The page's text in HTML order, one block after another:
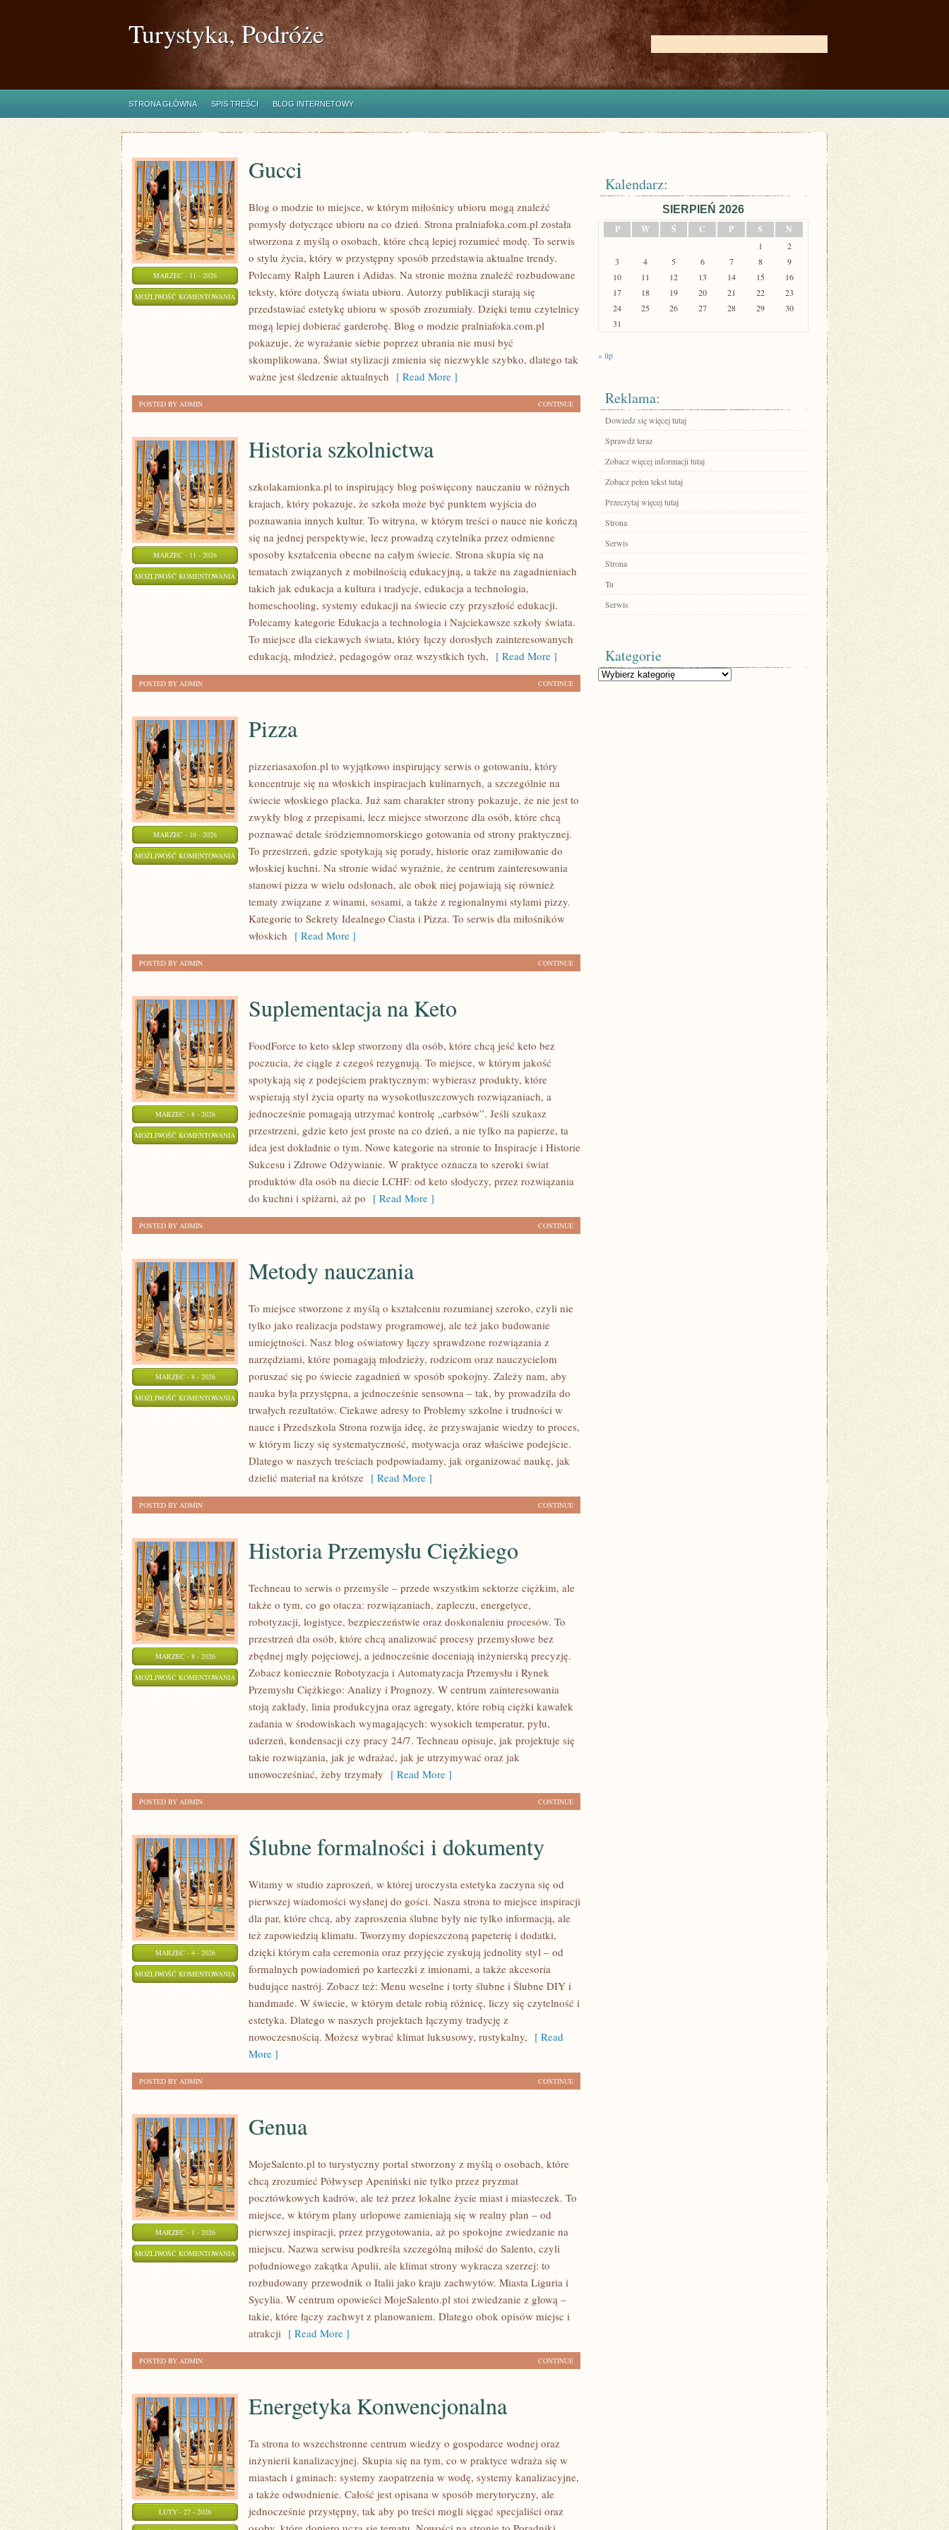
Turystyka, Podróże
STRONA GŁÓWNA SPIS TREŚCI BLOG INTERNETOWY
MARZEC - 11 - 2026
MOŻLIWOŚĆ KOMENTOWANIA GUCCI
Gucci
Blog o modzie to miejsce, w którym miłośnicy ubioru mogą znaleźć
pomysły dotyczące ubioru na co dzień. Strona pralniafoka.com.pl została
stworzona z myślą o osobach, które chcą lepiej rozumieć modę. To serwis
o stylu życia, który w przystępny sposób przedstawia aktualne trendy.
Polecamy Ralph Lauren i Adidas. Na stronie można znaleźć rozbudowane
teksty, które dotyczą świata ubioru. Autorzy publikacji starają się
przedstawiać estetykę ubioru w sposób zrozumiały. Dzięki temu czytelnicy
mogą lepiej dobierać garderobę. Blog o modzie pralniafoka.com.pl
pokazuje, że wyrażanie siebie poprzez ubrania nie musi być
skomplikowana. Świat stylizacji zmienia się niezwykle szybko, dlatego tak
ważne jest śledzenie aktualnych [ Read More ]
CONTINUE
POSTED BY ADMIN
MARZEC - 11 - 2026
MOŻLIWOŚĆ KOMENTOWANIA HISTORIA
SZKOLNICTWA
Historia szkolnictwa
szkolakamionka.pl to inspirujący blog poświęcony nauczaniu w różnych
krajach, który pokazuje, że szkoła może być punktem wyjścia do
poznawania innych kultur. To witryna, w którym treści o nauce nie kończą
się na jednej perspektywie, lecz prowadzą czytelnika przez odmienne
sposoby kształcenia obecne na całym świecie. Strona skupia się na
tematach związanych z mobilnością edukacyjną, a także na zagadnieniach
takich jak edukacja a kultura i tradycje, edukacja a technologia,
homeschooling, systemy edukacji na świecie czy przyszłość edukacji.
Polecamy kategorie Edukacja a technologia i Najciekawsze szkoły świata.
To miejsce dla ciekawych świata, który łączy dorosłych zainteresowanych
edukacją, młodzież, pedagogów oraz wszystkich tych, [ Read More ]
CONTINUE
POSTED BY ADMIN
MARZEC - 10 - 2026
MOŻLIWOŚĆ KOMENTOWANIA PIZZA
Pizza
pizzeriasaxofon.pl to wyjątkowo inspirujący serwis o gotowaniu, który
koncentruje się na włoskich inspiracjach kulinarnych, a szczególnie na
świecie włoskiego placka. Już sam charakter strony pokazuje, że nie jest to
zwykły blog z przepisami, lecz miejsce stworzone dla osób, które chcą
poznawać detale śródziemnomorskiego gotowania od strony praktycznej.
To przestrzeń, gdzie spotykają się porady, historie oraz zamiłowanie do
włoskiej kuchni. Na stronie widać wyraźnie, że centrum zainteresowania
stanowi pizza w wielu odsłonach, ale obok niej pojawiają się również
tematy związane z winami, sosami, a także z regionalnymi stylami pizzy.
Kategorie to Sekrety Idealnego Ciasta i Pizza. To serwis dla miłośników
włoskich [ Read More ]
CONTINUE
POSTED BY ADMIN
MARZEC - 8 - 2026
MOŻLIWOŚĆ KOMENTOWANIA SUPLEMENTACJA
KETO
Suplementacja na Keto
FoodForce to keto sklep stworzony dla osób, które chcą jeść keto bez
poczucia, że ciągle z czegoś rezygnują. To miejsce, w którym jakość
spotykają się z podejściem praktycznym: wybierasz produkty, które
wspierają styl życia oparty na wysokotłuszczowych rozwiązaniach, a
jednocześnie pomagają utrzymać kontrolę „carbsów”. Jeśli szukasz
przestrzeni, gdzie keto jest proste na co dzień, a nie tylko na papierze, ta
idea jest dokładnie o tym. Nowe kategorie na stronie to Inspiracje i Historie
Sukcesu i Zdrowe Odżywianie. W praktyce oznacza to szeroki świat
produktów dla osób na diecie LCHF: od keto słodyczy, przez rozwiązania
do kuchni i spiżarni, aż po [ Read More ]
CONTINUE
POSTED BY ADMIN
MARZEC - 8 - 2026
MOŻLIWOŚĆ KOMENTOWANIA METODY
NAUCZANIA
Metody nauczania
To miejsce stworzone z myślą o kształceniu rozumianej szeroko, czyli nie
tylko jako realizacja podstawy programowej, ale też jako budowanie
umiejętności. Nasz blog oświatowy łączy sprawdzone rozwiązania z
narzędziami, które pomagają młodzieży, rodzicom oraz nauczycielom
poruszać się po świecie zagadnień w sposób spokojny. Zależy nam, aby
nauka była przystępna, a jednocześnie sensowna – tak, by prowadziła do
trwałych rezultatów. Ciekawe adresy to Problemy szkolne i trudności w
nauce i Przedszkola Strona rozwija ideę, że przyswajanie wiedzy to proces,
w którym liczy się systematyczność, motywacja oraz właściwe podejście.
Dlatego w naszych treściach podpowiadamy, jak organizować naukę, jak
dzielić materiał na krótsze [ Read More ]
CONTINUE
POSTED BY ADMIN
MARZEC - 8 - 2026
MOŻLIWOŚĆ KOMENTOWANIA HISTORIA
PRZEMYSŁU
CIĘŻKIEGO
Historia Przemysłu Ciężkiego
Techneau to serwis o przemyśle – przede wszystkim sektorze ciężkim, ale
także o tym, co go otacza: rozwiązaniach, zapleczu, energetyce,
robotyzacji, logistyce, bezpieczeństwie oraz doskonaleniu procesów. To
przestrzeń dla osób, które chcą analizować procesy przemysłowe bez
zbędnej mgły pojęciowej, a jednocześnie doceniają inżynierską precyzję.
Zobacz koniecznie Robotyzacja i Automatyzacja Przemysłu i Rynek
Przemysłu Ciężkiego: Analizy i Prognozy. W centrum zainteresowania
stoją zakłady, linia produkcyjna oraz agregaty, które robią ciężki kawałek
zadania w środowiskach wymagających: wysokich temperatur, pyłu,
uderzeń, kondensacji czy pracy 24/7. Techneau opisuje, jak projektuje się
takie rozwiązania, jak je wdrażać, jak je utrzymywać oraz jak
unowocześniać, żeby trzymały [ Read More ]
CONTINUE
POSTED BY ADMIN
MARZEC - 4 - 2026
MOŻLIWOŚĆ KOMENTOWANIA ŚLUBNE
FORMALNOŚCI
DOKUMENTY
Ślubne formalności i dokumenty
Witamy w studio zaproszeń, w której uroczysta estetyka zaczyna się od
pierwszej wiadomości wysłanej do gości. Nasza strona to miejsce inspiracji
dla par, które chcą, aby zaproszenia ślubne były nie tylko informacją, ale
też zapowiedzią klimatu. Tworzymy dopieszczoną papeterię i dodatki,
dzięki którym cała ceremonia oraz przyjęcie zyskują jednolity styl – od
formalnych powiadomień po karteczki z imionami, a także akcesoria
budujące nastrój. Zobacz też: Menu weselne i torty ślubne i Ślubne DIY i
handmade. W świecie, w którym detale robią różnicę, liczy się czytelność i
estetyka. Dlatego w naszych projektach łączymy tradycję z
nowoczesnością. Możesz wybrać klimat luksusowy, rustykalny, [ Read
More ]
CONTINUE
POSTED BY ADMIN
MARZEC - 1 - 2026
MOŻLIWOŚĆ KOMENTOWANIA GENUA
Genua
MojeSalento.pl to turystyczny portal stworzony z myślą o osobach, które
chcą zrozumieć Półwysep Apeniński nie tylko przez pryzmat
pocztówkowych kadrów, ale też przez lokalne życie miast i miasteczek. To
miejsce, w którym plany urlopowe zamieniają się w realny plan – od
pierwszej inspiracji, przez przygotowania, aż po spokojne zwiedzanie na
miejscu. Nazwa serwisu podkreśla szczególną miłość do Salento, czyli
południowego zakątka Apulii, ale klimat strony wykracza szerzej: to
rozbudowany przewodnik o Italii jako kraju zachwytów. Miasta Liguria i
Sycylia. W centrum opowieści MojeSalento.pl stoi zwiedzanie z głową –
takie, które łączy zachwyt z planowaniem. Dlatego obok opisów miejsc i
atrakcji [ Read More ]
CONTINUE
POSTED BY ADMIN
LUTY - 27 - 2026
Energetyka Konwencjonalna
Ta strona to wszechstronne centrum wiedzy o gospodarce wodnej oraz
inżynierii kanalizacyjnej. Skupia się na tym, co w praktyce wdraża się w
miastach i gminach: systemy zaopatrzenia w wodę, systemy kanalizacyjne,
a także odwodnienie. Całość jest opisana w sposób merytoryczny, ale
jednocześnie przystępny, tak aby po treści mogli sięgać specjaliści oraz
Kalendarz:
SIERPIEŃ 2026
P
W Ś C P S N
1
2
3
4 5 6 7 8
9
10
11 12 13 14 15
16
17
18 19 20 21 22
23
24
25 26 27 28 29
30
31
« lip
Reklama:
Dowiedz się więcej tutaj
Sprawdź teraz
Zobacz więcej informacji tutaj
Zobacz pełen tekst tutaj
Przeczytaj więcej tutaj
Strona
Serwis
Strona
Tu
Serwis
Kategorie
Kategorie